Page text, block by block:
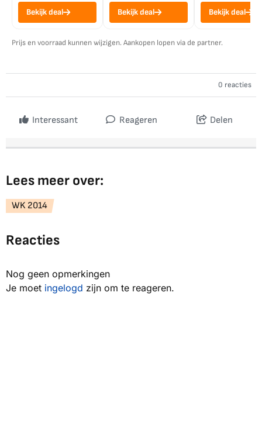
Bekijk deal Bekijk deal Bekijk deal
Prijs en voorraad kunnen wijzigen. Aankopen lopen via de partner.
0 reacties
Interessant Reageren Delen
Lees meer over:
WK 2014
Reacties
Nog geen opmerkingen
Je moet ingelogd zijn om te reageren.